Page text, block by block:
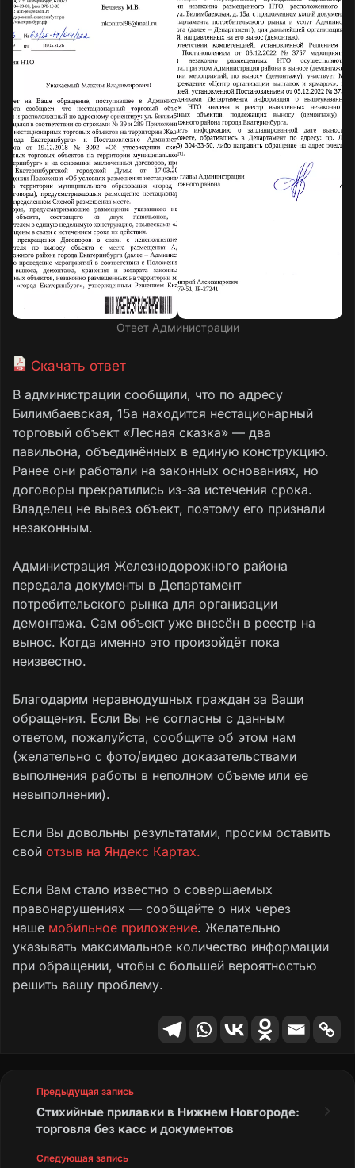
Ответ Администрации
Скачать ответ
В администрации сообщили, что по адресу
Билимбаевская, 15а находится нестационарный
торговый объект «Лесная сказка» — два
павильона, объединённых в единую конструкцию.
Ранее они работали на законных основаниях, но
договоры прекратились из-за истечения срока.
Владелец не вывез объект, поэтому его признали
незаконным.
Администрация Железнодорожного района
передала документы в Департамент
потребительского рынка для организации
демонтажа. Сам объект уже внесён в реестр на
вынос. Когда именно это произойдёт пока
неизвестно.
Благодарим неравнодушных граждан за Ваши
обращения. Если Вы не согласны с данным
ответом, пожалуйста, сообщите об этом нам
(желательно с фото/видео доказательствами
выполнения работы в неполном объеме или ее
невыполнении).
Если Вы довольны результатами, просим оставить
свой отзыв на Яндекс Картах.
Если Вам стало известно о совершаемых
правонарушениях — сообщайте о них через
наше мобильное приложение. Желательно
указывать максимальное количество информации
при обращении, чтобы с большей вероятностью
решить вашу проблему.
Предыдущая запись
Стихийные прилавки в Нижнем Новгороде:
торговля без касс и документов
Следующая запись